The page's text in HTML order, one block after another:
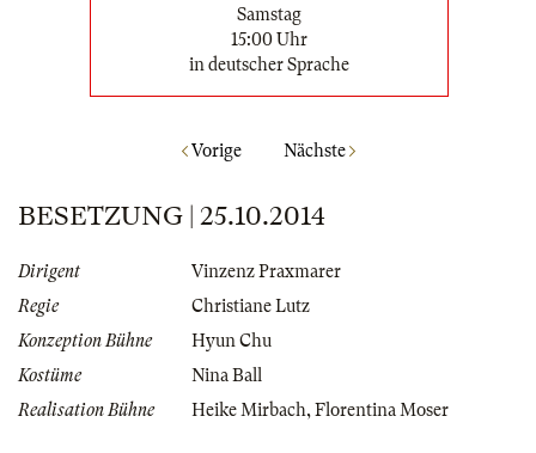
Samstag
15:00 Uhr
in deutscher Sprache
Vorige Nächste
BESETZUNG | 25.10.2014
Dirigent
Vinzenz Praxmarer
Regie
Christiane Lutz
Konzeption Bühne
Hyun Chu
Kostüme
Nina Ball
Realisation Bühne
Heike Mirbach, Florentina Moser